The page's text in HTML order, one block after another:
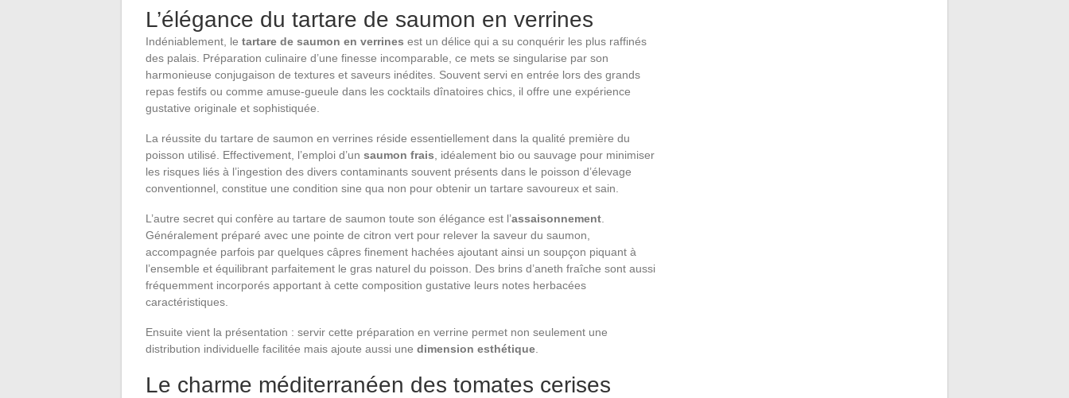
L’élégance du tartare de saumon en verrines
Indéniablement, le tartare de saumon en verrines est un délice qui a su conquérir les plus raffinés
des palais. Préparation culinaire d’une finesse incomparable, ce mets se singularise par son
harmonieuse conjugaison de textures et saveurs inédites. Souvent servi en entrée lors des grands
repas festifs ou comme amuse-gueule dans les cocktails dînatoires chics, il offre une expérience
gustative originale et sophistiquée.
La réussite du tartare de saumon en verrines réside essentiellement dans la qualité première du
poisson utilisé. Effectivement, l’emploi d’un saumon frais , idéalement bio ou sauvage pour minimiser
les risques liés à l’ingestion des divers contaminants souvent présents dans le poisson d’élevage
conventionnel, constitue une condition sine qua non pour obtenir un tartare savoureux et sain.
L’autre secret qui confère au tartare de saumon toute son élégance est l’assaisonnement
Généralement préparé avec une pointe de citron vert pour relever la saveur du saumon,
accompagnée parfois par quelques câpres finement hachées ajoutant ainsi un soupçon piquant à
l’ensemble et équilibrant parfaitement le gras naturel du poisson. Des brins d’aneth fraîche sont aussi
fréquemment incorporés apportant à cette composition gustative leurs notes herbacées
caractéristiques.
Ensuite vient la présentation : servir cette préparation en verrine permet non seulement une
distribution individuelle facilitée mais ajoute aussi une dimension esthétique
Le charme méditerranéen des tomates cerises